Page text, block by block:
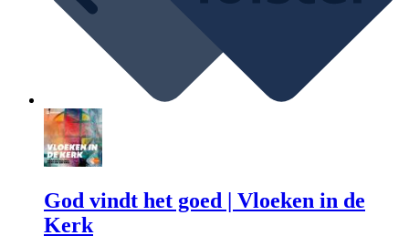
God vindt het goed | Vloeken in de
Kerk